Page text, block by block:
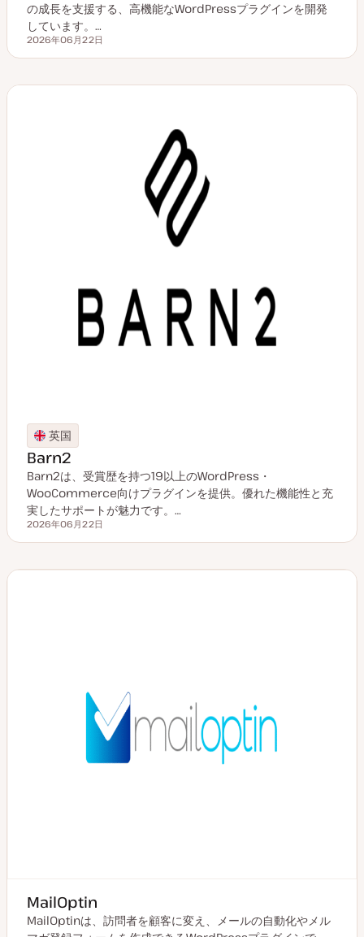
の成長を支援する、高機能なWordPressプラグインを開発
しています。…
更新日
2026年06月22日
英国
Barn2
Barn2は、受賞歴を持つ19以上のWordPress・
WooCommerce向けプラグインを提供。優れた機能性と充
実したサポートが魅力です。…
更新日
2026年06月22日
MailOptin
MailOptinは、訪問者を顧客に変え、メールの自動化やメル